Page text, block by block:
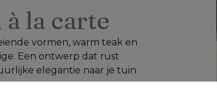
la carte
vormen, warm teak en
Een ontwerp dat rust
elegantie naar je tuin